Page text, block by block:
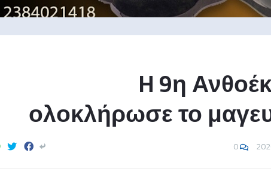
H 9η
ολοκλήρωσε το
0